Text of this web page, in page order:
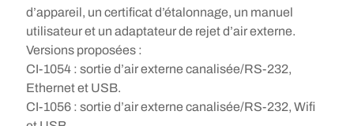
d’appareil, un certificat d’étalonnage, un manuel
utilisateur et un adaptateur de rejet d’air externe.
Versions proposées :
CI-1054 : sortie d’air externe canalisée/RS-232,
Ethernet et USB.
CI-1056 : sortie d’air externe canalisée/RS-232, Wifi